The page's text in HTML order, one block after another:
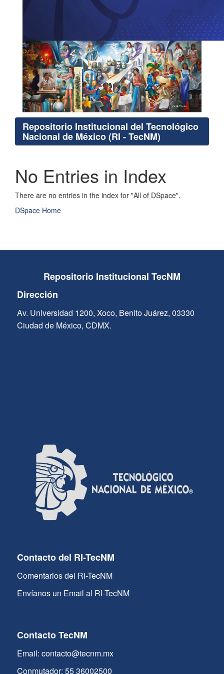
Repositorio Institucional del Tecnológico
Nacional de México (RI - TecNM)
No Entries in Index
There are no entries in the index for "All of DSpace".
DSpace Home
Repositorio Institucional TecNM
Dirección
Av. Universidad 1200, Xoco, Benito Juárez, 03330
Ciudad de México, CDMX.
Contacto del RI-TecNM
Comentarios del RI-TecNM
Envíanos un Email al RI-TecNM
Contacto TecNM
Email: contacto@tecnm.mx
Conmutador: 55 36002500